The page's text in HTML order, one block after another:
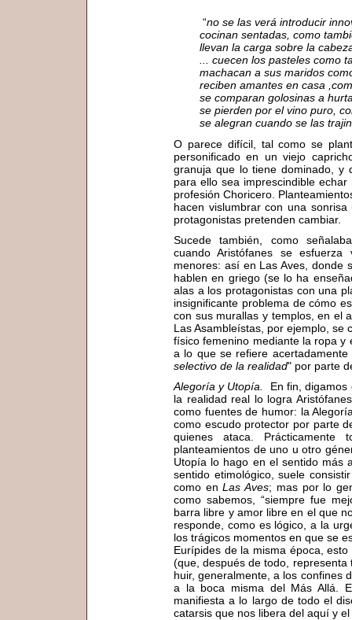
“no se las verá introducir
cocinan sentadas, como
llevan la carga sobre la
... cuecen los pasteles como
machacan a sus maridos
reciben amantes en casa
se comparan golosinas a
se pierden por el vino puro,
se alegran cuando se las
O parece difícil, tal como se
personificado en un viejo
granuja que lo tiene dominado, y
para ello sea imprescindible
profesión Choricero.
hacen vislumbrar con una
protagonistas pretenden cambiar.
Sucede también, como
cuando Aristófanes se esfuerza
menores: así en Las Aves, donde
hablen en griego (se lo ha
alas a los protagonistas con una
insignificante problema de cómo
con sus murallas y templos, en el
Las Asambleístas, por ejemplo, se
físico femenino mediante la ropa y
a lo que se refiere acertadamente
selectivo de la realidad" por parte
Alegoría y Utopía.
En fin,
la realidad real lo logra
como fuentes de humor: la
como escudo protector por parte
quienes ataca. Prácticamente
planteamientos de uno u otro
Utopía lo hago en el sentido más
sentido etimológico, suele
como enLas Aves; mas por lo
como sabemos, “siempre fue
barra libre y amor libre en el que
responde, como es lógico, a la
los trágicos momentos en que se
Eurípides de la misma época,
(que, después de todo,
huir, generalmente, a los confines
a la boca misma del Más Allá.
manifiesta a lo largo de todo el
catarsis que nos libera del aquí y